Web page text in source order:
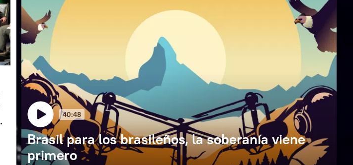
40:48
Brasil para los brasileños, la soberanía viene
primero